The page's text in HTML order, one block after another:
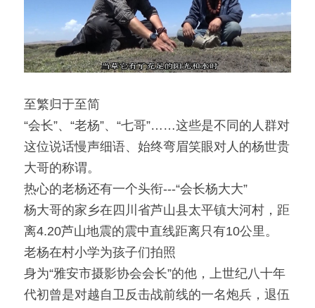
「乡村影像讲习所」影像学院
「乡土文化影像传习馆」
红河普春村馆
「澜湄之眼」东南亚影像交流平台
「北门回望」现代遇见乡土对话系列
至繁归于至简
“会长”、“老杨”、“七哥”……这些是不同的人群对
这位说话慢声细语、始终弯眉笑眼对人的杨世贵
大哥的称谓。
热心的老杨还有一个头衔---“会长杨大大”
杨大哥的家乡在四川省芦山县太平镇大河村，距
离4.20芦山地震的震中直线距离只有10公里。
老杨在村小学为孩子们拍照
身为“雅安市摄影协会会长”的他，上世纪八十年
代初曾是对越自卫反击战前线的一名炮兵，退伍